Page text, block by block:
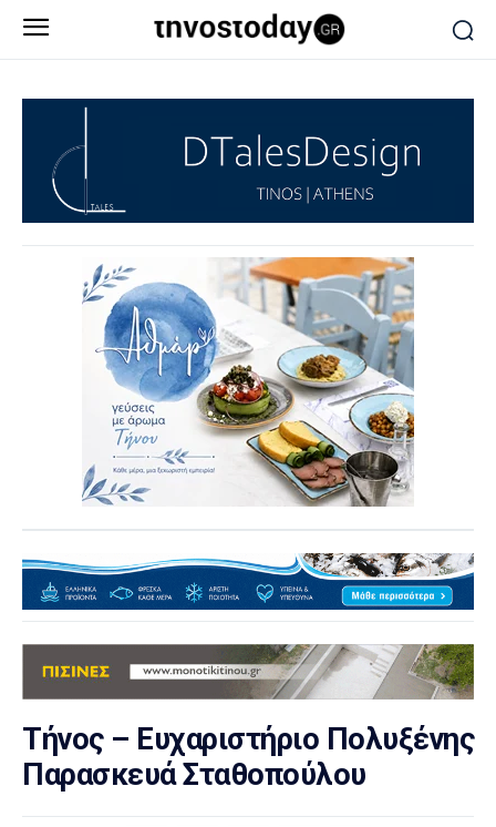
Τήνος – Ευχαριστήριο Πολυξένης
Παρασκευά Σταθοπούλου